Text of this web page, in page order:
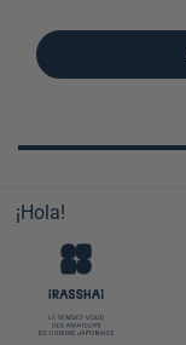
¡Hola!